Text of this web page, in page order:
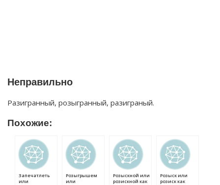
Неправильно
Разигранный, розыгранный, разиграный.
Похожие:
Запечатлеть
или
Розыгрышем
или
Розыскной или
розискной как
Розыск или
розиск как